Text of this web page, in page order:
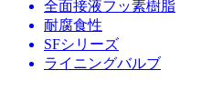
全面接液フッ素樹脂
耐腐食性
SFシリーズ
ライニングバルブ